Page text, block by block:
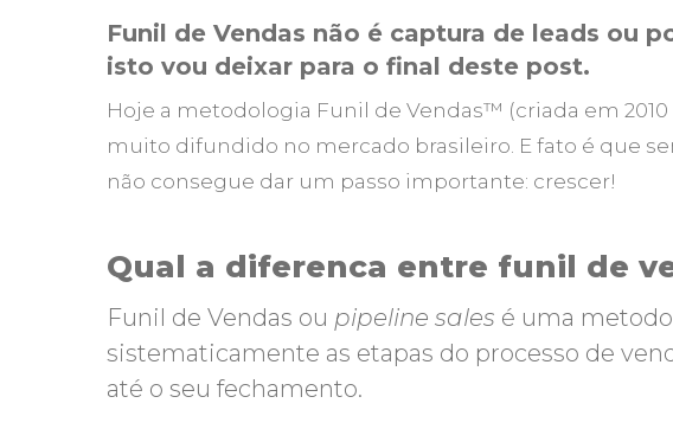
Funil de Vendas não é captura de leads ou
isto vou deixar para o final deste post.
Hoje a metodologia Funil de Vendas™ (criada em
muito difundido no mercado brasileiro. E fato é que
não consegue dar um passo importante: crescer!
Qual a diferenca entre funil de
Funil de Vendas ou pipeline sales é uma
sistematicamente as etapas do processo de
até o seu fechamento.